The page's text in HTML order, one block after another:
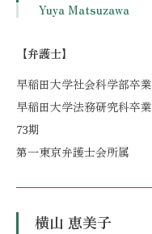
Yuya Matsuzawa
【弁護士】
早稲田大学社会科学部卒業
早稲田大学法務研究科卒業
73期
第一東京弁護士会所属
横山 恵美子